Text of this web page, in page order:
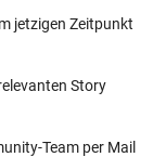
jetzigen Zeitpunkt
Story
Team per Mail